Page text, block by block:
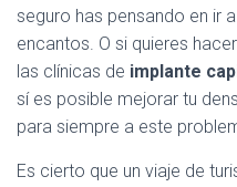
seguro has pensando en ir
encantos. O si quieres
las clínicas de implante
sí es posible mejorar tu
para siempre a este
Es cierto que un viaje de